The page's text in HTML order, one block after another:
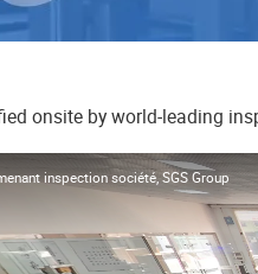
onsite by world-leading
inspection société, SGS Group